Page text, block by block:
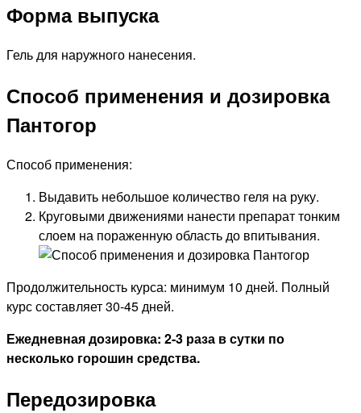
Форма выпуска
Гель для наружного нанесения.
Способ применения и дозировка
Пантогор
Способ применения:
Выдавить небольшое количество геля на руку.
Круговыми движениями нанести препарат тонким
слоем на пораженную область до впитывания.
Продолжительность курса: минимум 10 дней. Полный
курс составляет 30-45 дней.
Ежедневная дозировка: 2-3 раза в сутки по
несколько горошин средства.
Передозировка